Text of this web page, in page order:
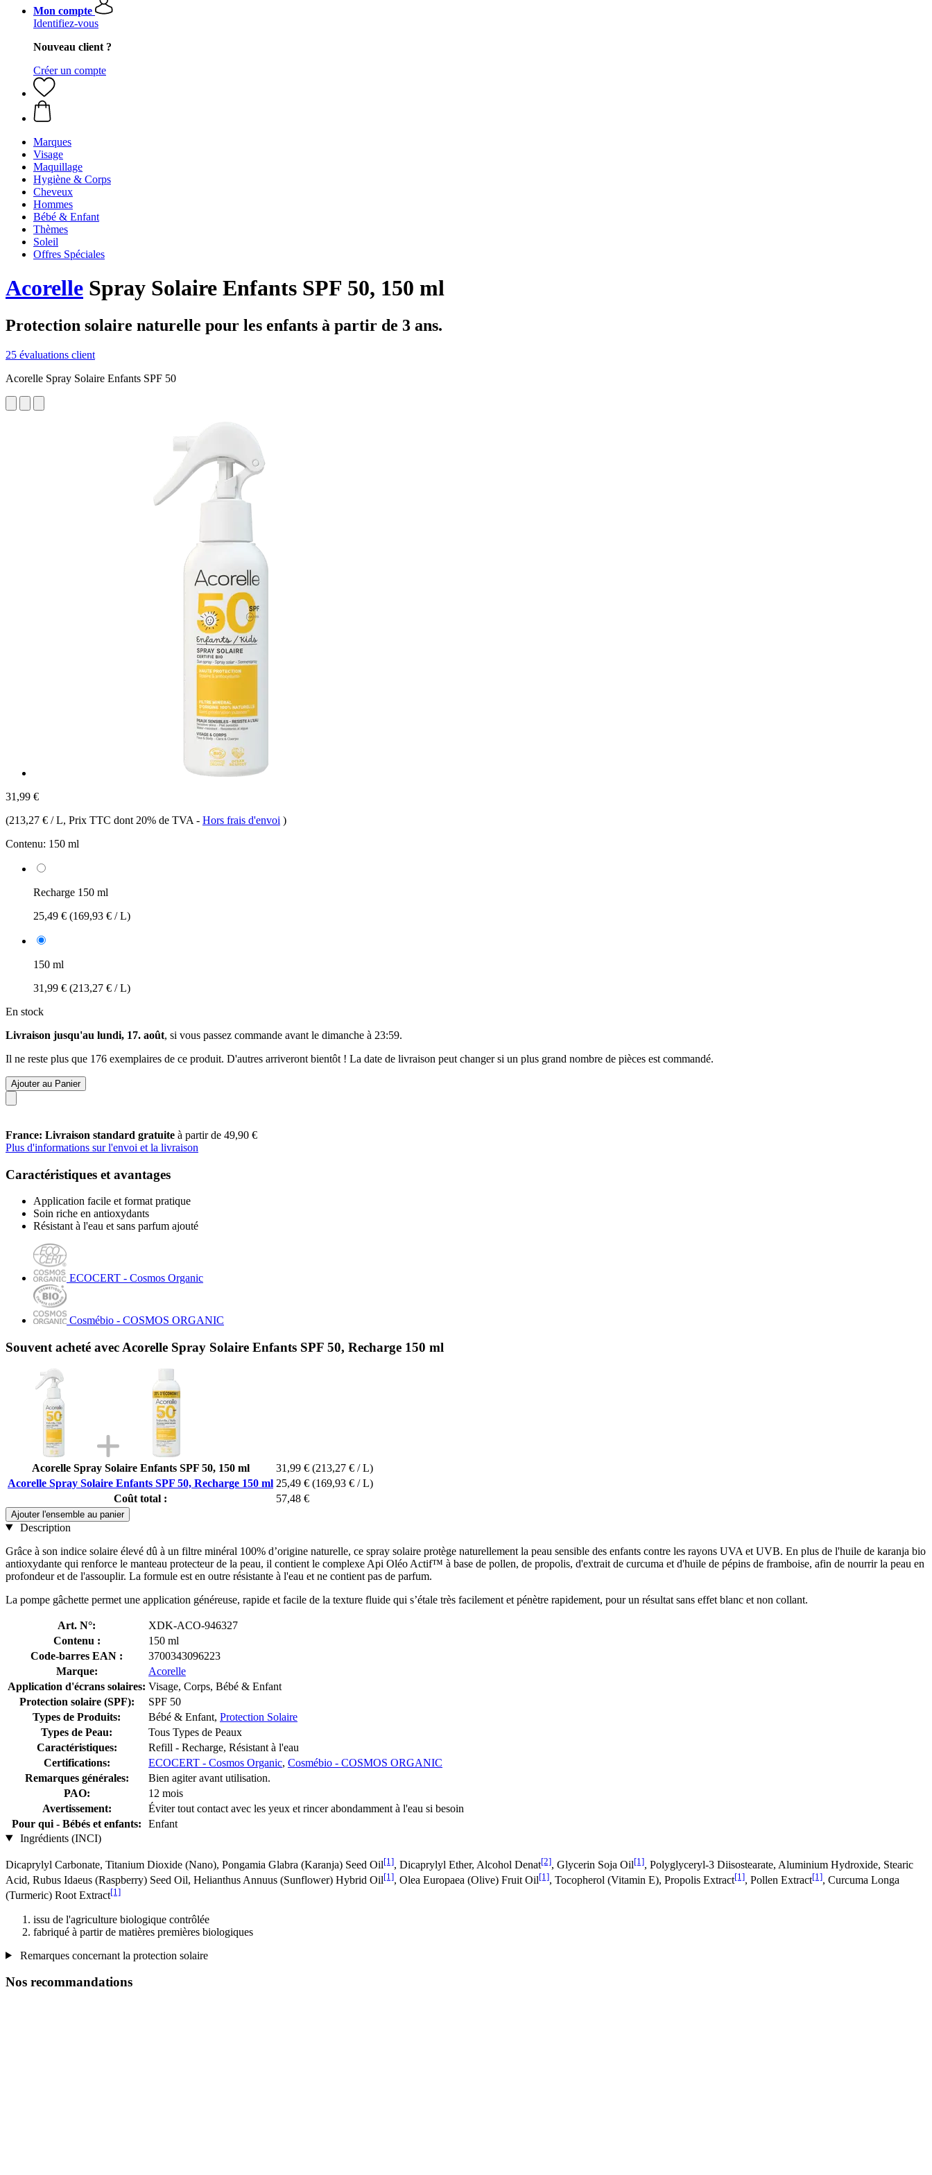
Mon compte
Identifiez-vous
Nouveau client ?
Créer un compte
Marques
Visage
Maquillage
Hygiène & Corps
Cheveux
Hommes
Bébé & Enfant
Thèmes
Soleil
Offres Spéciales
Acorelle Spray Solaire Enfants SPF 50, 150 ml
Protection solaire naturelle pour les enfants à partir de 3 ans.
25 évaluations client
Acorelle Spray Solaire Enfants SPF 50
31,99 €
(213,27 € / L, Prix TTC dont 20% de TVA - Hors frais d'envoi )
Contenu: 150 ml
Recharge 150 ml
25,49 € (169,93 € / L)
150 ml
31,99 € (213,27 € / L)
En stock
Livraison jusqu'au lundi, 17. août, si vous passez commande avant le dimanche à 23:59.
Il ne reste plus que 176 exemplaires de ce produit. D'autres arriveront bientôt ! La date de livraison peut changer si un plus grand nombre de pièces est commandé.
Ajouter au Panier
France: Livraison standard gratuite à partir de 49,90 €
Plus d'informations sur l'envoi et la livraison
Caractéristiques et avantages
Application facile et format pratique
Soin riche en antioxydants
Résistant à l'eau et sans parfum ajouté
ECOCERT - Cosmos Organic
Cosmébio - COSMOS ORGANIC
Souvent acheté avec Acorelle Spray Solaire Enfants SPF 50, Recharge 150 ml
Acorelle Spray Solaire Enfants SPF 50, 150 ml 31,99 € (213,27 € / L)
Acorelle Spray Solaire Enfants SPF 50, Recharge 150 ml 25,49 € (169,93 € / L)
Coût total :
57,48 €
Ajouter l'ensemble au panier
Description
Grâce à son indice solaire élevé dû à un filtre minéral 100% d’origine naturelle, ce spray solaire protège naturellement la peau sensible des enfants contre les rayons UVA et UVB. En plus de l'huile de karanja bio
antioxydante qui renforce le manteau protecteur de la peau, il contient le complexe Api Oléo Actif™ à base de pollen, de propolis, d'extrait de curcuma et d'huile de pépins de framboise, afin de nourrir la peau en
profondeur et de l'assouplir. La formule est en outre résistante à l'eau et ne contient pas de parfum.
La pompe gâchette permet une application généreuse, rapide et facile de la texture fluide qui s’étale très facilement et pénètre rapidement, pour un résultat sans effet blanc et non collant.
Art. N°:
XDK-ACO-946327
Contenu :
150 ml
Code-barres EAN :
3700343096223
Marque:
Acorelle
Application d'écrans solaires: Visage, Corps, Bébé & Enfant
Protection solaire (SPF):
SPF 50
Types de Produits:
Bébé & Enfant, Protection Solaire
Types de Peau:
Tous Types de Peaux
Caractéristiques:
Refill - Recharge, Résistant à l'eau
Certifications:
ECOCERT - Cosmos Organic, Cosmébio - COSMOS ORGANIC
Remarques générales:
Bien agiter avant utilisation.
PAO:
12 mois
Avertissement:
Éviter tout contact avec les yeux et rincer abondamment à l'eau si besoin
Pour qui - Bébés et enfants:
Enfant
Ingrédients (INCI)
Dicaprylyl Carbonate, Titanium Dioxide (Nano), Pongamia Glabra (Karanja) Seed Oil[1], Dicaprylyl Ether, Alcohol Denat[2], Glycerin Soja Oil[1], Polyglyceryl-3 Diisostearate, Aluminium Hydroxide, Stearic
Acid, Rubus Idaeus (Raspberry) Seed Oil, Helianthus Annuus (Sunflower) Hybrid Oil[1], Olea Europaea (Olive) Fruit Oil[1], Tocopherol (Vitamin E), Propolis Extract[1], Pollen Extract[1], Curcuma Longa
(Turmeric) Root Extract[1]
issu de l'agriculture biologique contrôlée
fabriqué à partir de matières premières biologiques
Remarques concernant la protection solaire
Nos recommandations